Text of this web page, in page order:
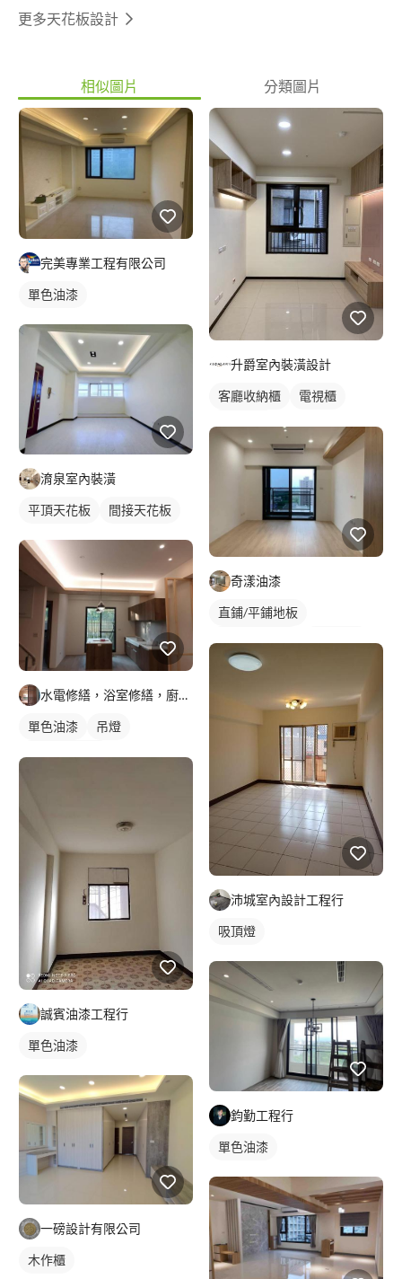
更多天花板設計
相似圖片 分類圖片
完美專業工程有限公司
單色油漆
淯泉室內裝潢
平頂天花板 間接天花板
水電修繕，浴室修繕，廚房規劃
單色油漆
吊燈
誠賓油漆工程行
單色油漆
一磅設計有限公司
木作櫃
升爵室內裝潢設計
客廳收納櫃
電視櫃
奇漾油漆
直鋪/平鋪地板
冷氣盒
沛城室內設計工程行
吸頂燈
鈞勤工程行
單色油漆